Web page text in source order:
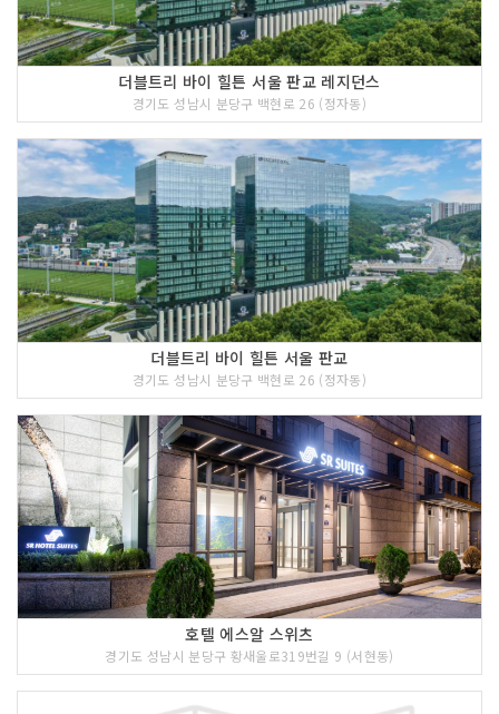
더블트리 바이 힐튼 서울 판교 레지던스
경기도 성남시 분당구 백현로 26 (정자동)
더블트리 바이 힐튼 서울 판교
경기도 성남시 분당구 백현로 26 (정자동)
호텔 에스알 스위츠
경기도 성남시 분당구 황새울로319번길 9 (서현동)